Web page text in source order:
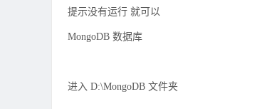
提示没有运行 就可以
MongoDB 数据库
进入 D:\MongoDB 文件夹